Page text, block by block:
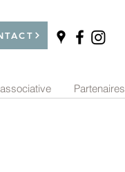
Partenaires